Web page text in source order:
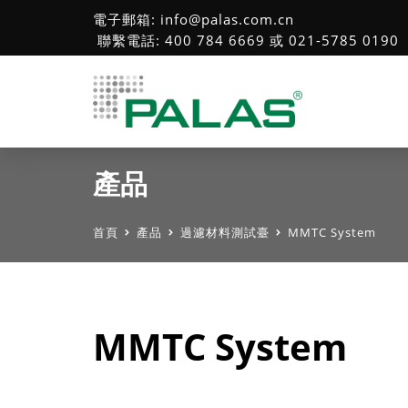
電子郵箱: info@palas.com.cn
聯繫電話: 400 784 6669 或 021-5785 0190
產品
首頁 產品 過濾材料測試臺 MMTC System
MMTC System